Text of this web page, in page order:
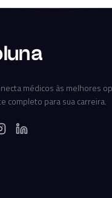
médicos às melhores
completo para sua carreira.